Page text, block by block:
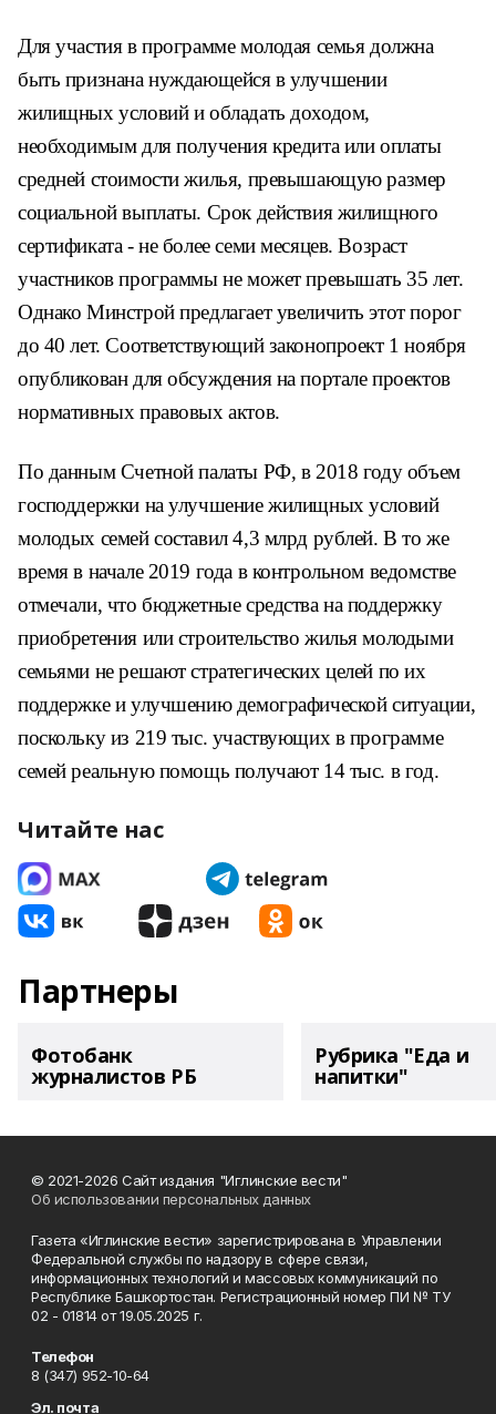
Для участия в программе молодая семья должна
быть признана нуждающейся в улучшении
жилищных условий и обладать доходом,
необходимым для получения кредита или оплаты
средней стоимости жилья, превышающую размер
социальной выплаты. Срок действия жилищного
сертификата - не более семи месяцев. Возраст
участников программы не может превышать 35 лет.
Однако Минстрой предлагает увеличить этот порог
до 40 лет. Соответствующий законопроект 1 ноября
опубликован для обсуждения на портале проектов
нормативных правовых актов.
По данным Счетной палаты РФ, в 2018 году объем
господдержки на улучшение жилищных условий
молодых семей составил 4,3 млрд рублей. В то же
время в начале 2019 года в контрольном ведомстве
отмечали, что бюджетные средства на поддержку
приобретения или строительство жилья молодыми
семьями не решают стратегических целей по их
поддержке и улучшению демографической ситуации,
поскольку из 219 тыс. участвующих в программе
семей реальную помощь получают 14 тыс. в год.
Читайте нас
Партнеры
Фотобанк
журналистов РБ
Рубрика "Еда и
напитки"
© 2021-2026 Сайт издания "Иглинские вести"
Об использовании персональных данных
Газета «Иглинские вести» зарегистрирована в Управлении
Федеральной службы по надзору в сфере связи,
информационных технологий и массовых коммуникаций по
Республике Башкортостан. Регистрационный номер ПИ № ТУ
02 - 01814 от 19.05.2025 г.
Телефон
8 (347) 952-10-64
Эл. почта